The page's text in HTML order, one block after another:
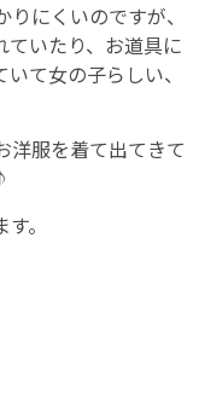
にくいのですが、
ていたり、お道具に
て女の子らしい、
洋服を着て出てきて
。